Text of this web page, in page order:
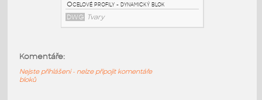
DWG Ocel
DWG Ocel
Komentáře:
Nejste přihlášeni - nelze připojit komentáře
bloků